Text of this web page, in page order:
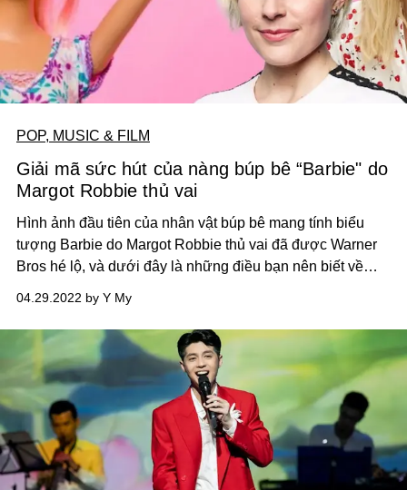
POP, MUSIC & FILM
Giải mã sức hút của nàng búp bê “Barbie" do
Margot Robbie thủ vai
Hình ảnh đầu tiên của nhân vật búp bê mang tính biểu
tượng Barbie do Margot Robbie thủ vai đã được Warner
Bros hé lộ, và dưới đây là những điều bạn nên biết về
04.29.2022 by Y My